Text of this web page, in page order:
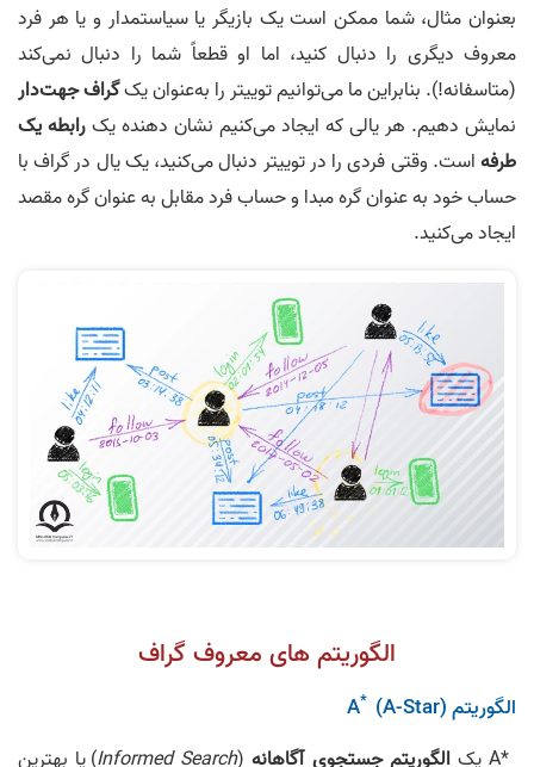
بعنوان مثال، شما ممکن است یک بازیگر یا سیاستمدار و یا هر فرد
معروف دیگری را دنبال کنید، اما او قطعاً شما را دنبال نمی‌کند
(متاسفانه!). بنابراین ما می­‌توانیم توییتر را به‌عنوان یکگراف جهت‌دار
نمایش دهیم. هر یالی که ایجاد می‌­کنیم نشان دهنده یکرابطه یک
طرفهاست. وقتی فردی را در توییتر دنبال می‌کنید، یک یال در گراف با
حساب خود به عنوان گره مبدا و حساب فرد مقابل به عنوان گره مقصد
ایجاد می­‌کنید.
الگوریتم­ های معروف گراف
الگوریتم A * (A-Star)
*A یک الگوریتم جستجوی آگاهانه(
Informed Search) یا بهترین